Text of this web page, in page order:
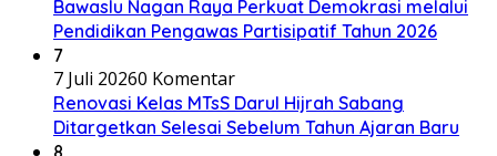
Bawaslu Nagan Raya Perkuat Demokrasi melalui
Pendidikan Pengawas Partisipatif Tahun 2026
7
7 Juli 20260 Komentar
Renovasi Kelas MTsS Darul Hijrah Sabang
Ditargetkan Selesai Sebelum Tahun Ajaran Baru